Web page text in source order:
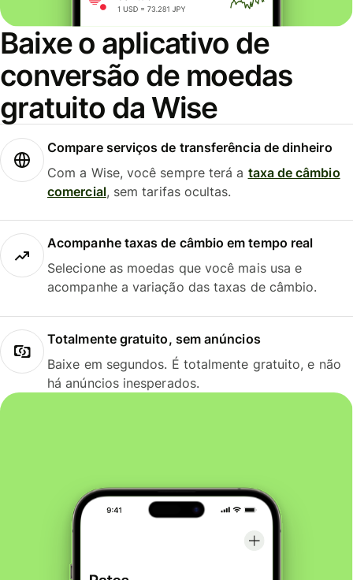
Baixe o aplicativo de
conversão de moedas
gratuito da Wise
Compare serviços de transferência de dinheiro
Com a Wise, você sempre terá a taxa de câmbio
comercial, sem tarifas ocultas.
Acompanhe taxas de câmbio em tempo real
Selecione as moedas que você mais usa e
acompanhe a variação das taxas de câmbio.
Totalmente gratuito, sem anúncios
Baixe em segundos. É totalmente gratuito, e não
há anúncios inesperados.